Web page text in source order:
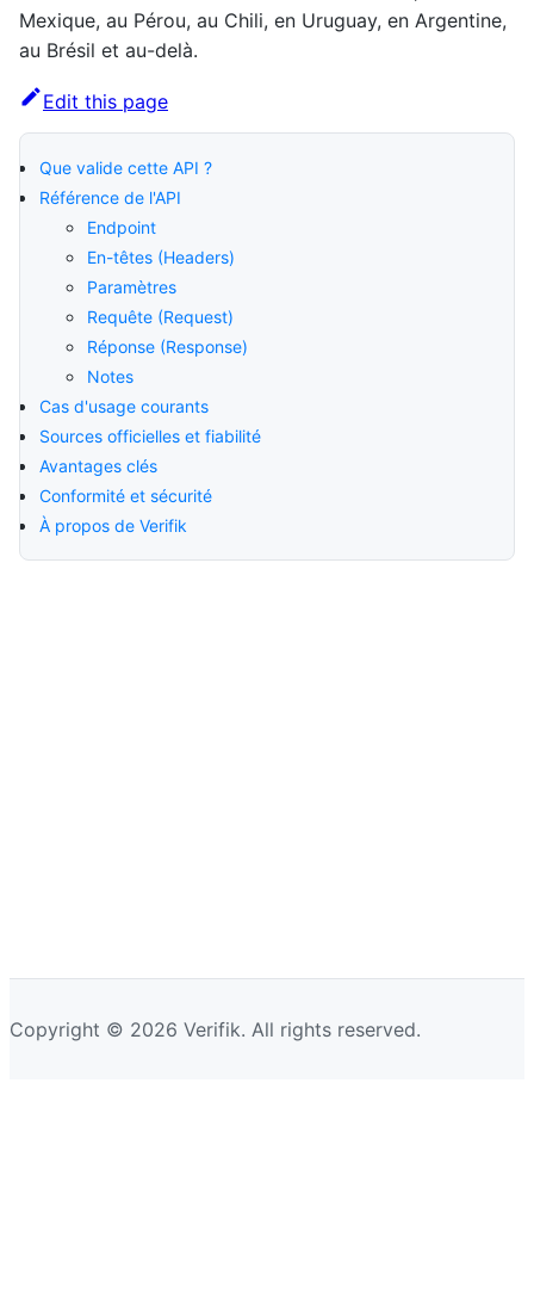
Mexique, au Pérou, au Chili, en Uruguay, en Argentine,
au Brésil et au-delà.
Edit this page
Que valide cette API ?
Référence de l'API
Endpoint
En-têtes (Headers)
Paramètres
Requête (Request)
Réponse (Response)
Notes
Cas d'usage courants
Sources officielles et fiabilité
Avantages clés
Conformité et sécurité
À propos de Verifik
Copyright © 2026 Verifik. All rights reserved.